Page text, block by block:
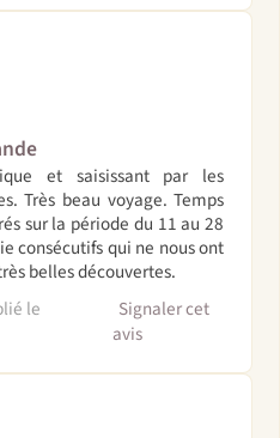
et saisissant par les
Très beau voyage. Temps
sur la période du 11 au 28
consécutifs qui ne nous ont
belles découvertes.
le
Signaler cet
avis